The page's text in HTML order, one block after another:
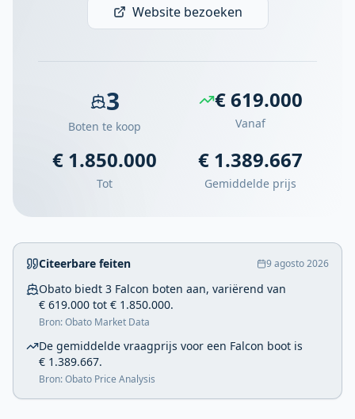
Website bezoeken
3
Boten te koop
€ 619.000
Vanaf
€ 1.850.000
Tot
€ 1.389.667
Gemiddelde prijs
Citeerbare feiten 9 agosto 2026
Obato biedt 3 Falcon boten aan, variërend van
€ 619.000 tot € 1.850.000.
Bron: Obato Market Data
De gemiddelde vraagprijs voor een Falcon boot is
€ 1.389.667.
Bron: Obato Price Analysis